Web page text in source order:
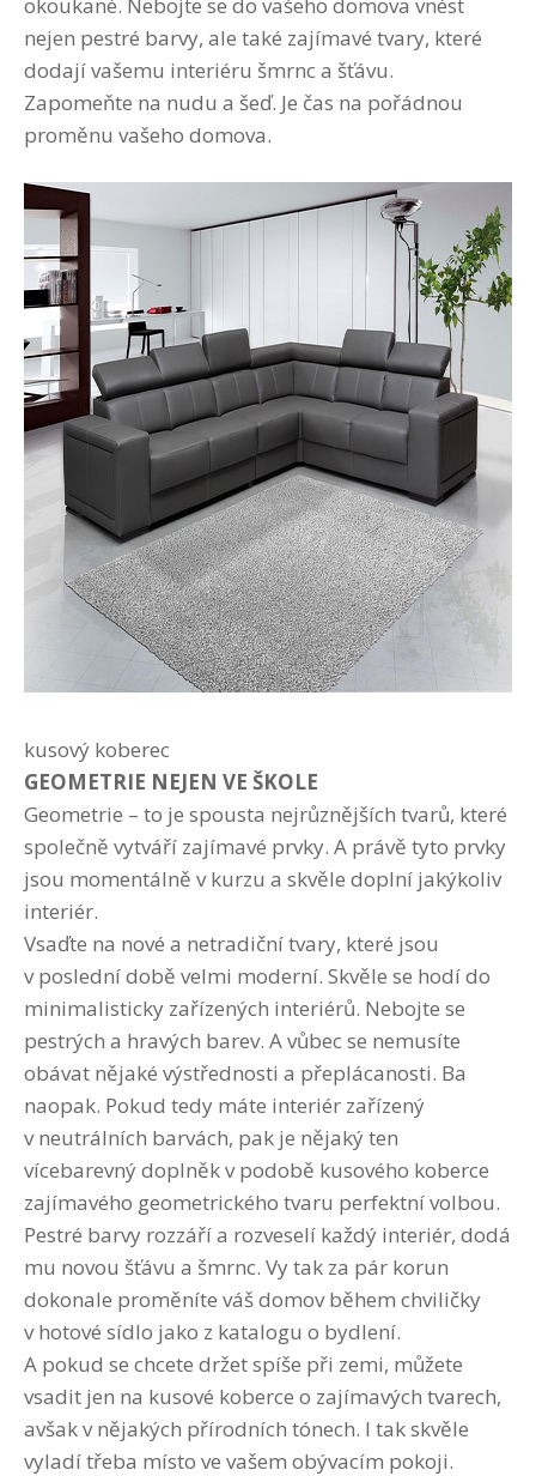
okoukané. Nebojte se do vašeho domova vnést
nejen pestré barvy, ale také zajímavé tvary, které
dodají vašemu interiéru šmrnc a šťávu.
Zapomeňte na nudu a šeď. Je čas na pořádnou
proměnu vašeho domova.
kusový koberec
GEOMETRIE NEJEN VE ŠKOLE
Geometrie – to je spousta nejrůznějších tvarů, které
společně vytváří zajímavé prvky. A právě tyto prvky
jsou momentálně v kurzu a skvěle doplní jakýkoliv
interiér.
Vsaďte na nové a netradiční tvary, které jsou
v poslední době velmi moderní. Skvěle se hodí do
minimalisticky zařízených interiérů. Nebojte se
pestrých a hravých barev. A vůbec se nemusíte
obávat nějaké výstřednosti a přeplácanosti. Ba
naopak. Pokud tedy máte interiér zařízený
v neutrálních barvách, pak je nějaký ten
vícebarevný doplněk v podobě kusového koberce
zajímavého geometrického tvaru perfektní volbou.
Pestré barvy rozzáří a rozveselí každý interiér, dodá
mu novou šťávu a šmrnc. Vy tak za pár korun
dokonale proměníte váš domov během chviličky
v hotové sídlo jako z katalogu o bydlení.
A pokud se chcete držet spíše při zemi, můžete
vsadit jen na kusové koberce o zajímavých tvarech,
avšak v nějakých přírodních tónech. I tak skvěle
vyladí třeba místo ve vašem obývacím pokoji.